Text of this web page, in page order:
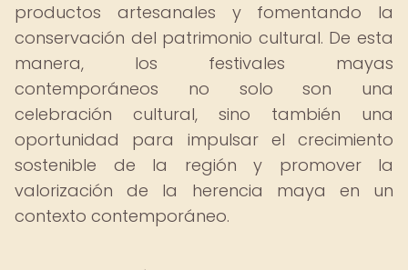
productos artesanales y fomentando la
conservación del patrimonio cultural. De esta
manera, los festivales mayas
contemporáneos no solo son una
celebración cultural, sino también una
oportunidad para impulsar el crecimiento
sostenible de la región y promover la
valorización de la herencia maya en un
contexto contemporáneo.